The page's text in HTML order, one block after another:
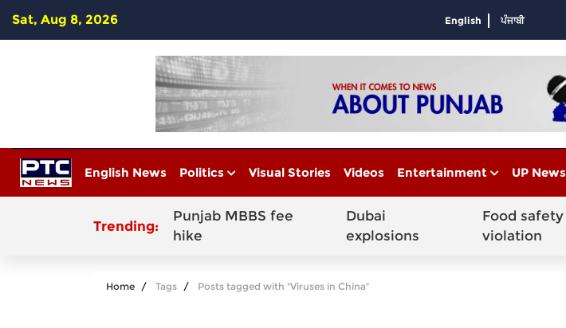
Sat, Aug 8, 2026 English ਪੰਜਾਬੀ
English News Politics Visual Stories Videos Entertainment UP News
Trending:
Punjab MBBS fee
hike
Dubai
explosions
Food safety
violation
Home Tags Posts tagged with "Viruses in China"